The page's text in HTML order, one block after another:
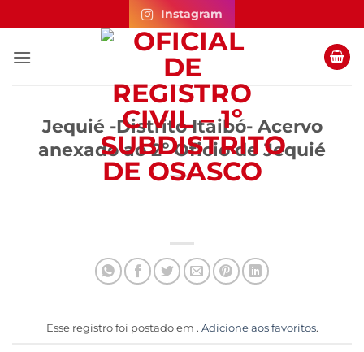
to
content
Instagram
Jequié -Distrito Itaibó- Acervo
anexado ao 2º Oficio de Jequié
Esse registro foi postado em . Adicione aos favoritos.